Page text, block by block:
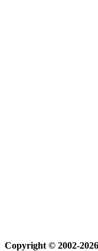
Copyright © 2002-2026